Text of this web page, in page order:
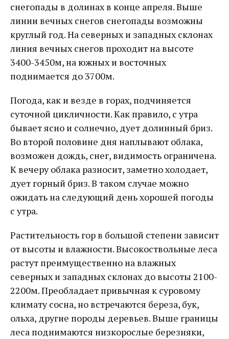
снегопады в долинах в конце апреля. Выше
линии вечных снегов снегопады возможны
круглый год. На северных и западных склонах
линия вечных снегов проходит на высоте
3400-3450м, на южных и восточных
поднимается до 3700м.
Погода, как и везде в горах, подчиняется
суточной цикличности. Как правило, с утра
бывает ясно и солнечно, дует долинный бриз.
Во второй половине дня наплывают облака,
возможен дождь, снег, видимость ограничена.
К вечеру облака разносит, заметно холодает,
дует горный бриз. В таком случае можно
ожидать на следующий день хорошей погоды
с утра.
Растительность гор в большой степени зависит
от высоты и влажности. Высокоствольные леса
растут преимущественно на влажных
северных и западных склонах до высоты 2100-
2200м. Преобладает привычная к суровому
климату сосна, но встречаются береза, бук,
ольха, другие породы деревьев. Выше границы
леса поднимаются низкорослые березняки,